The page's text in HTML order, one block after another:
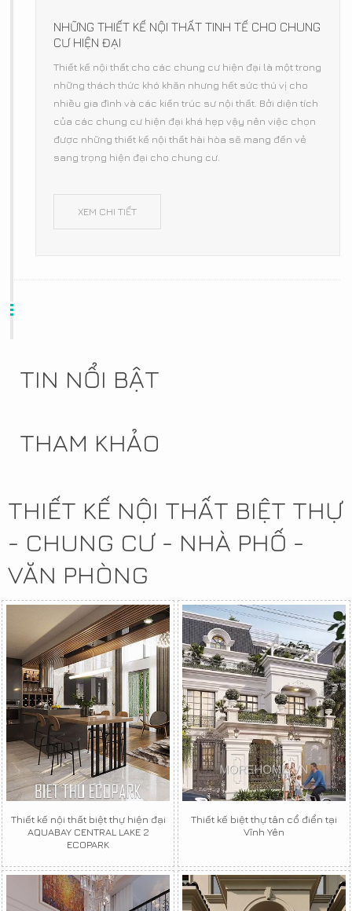
NHỮNG THIẾT KẾ NỘI THẤT TINH TẾ CHO CHUNG
CƯ HIỆN ĐẠI
Thiết kế nội thất cho các chung cư hiện đại là một trong
những thách thức khó khăn nhưng hết sức thú vị cho
nhiều gia đình và các kiến trúc sư nội thất. Bởi diện tích
của các chung cư hiện đại khá hẹp vậy nên việc chọn
được những thiết kế nội thất hài hòa sẽ mang đến vẻ
sang trọng hiện đại cho chung cư.
XEM CHI TIẾT
TIN NỔI BẬT
THAM KHẢO
THIẾT KẾ NỘI THẤT BIỆT THỰ
- CHUNG CƯ - NHÀ PHỐ -
VĂN PHÒNG
Thiết kế nội thất biệt thự hiện đại
AQUABAY CENTRAL LAKE 2
ECOPARK
Thiết kế biệt thự tân cổ điển tại
Vĩnh Yên